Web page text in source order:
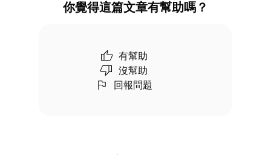
你覺得這篇文章有幫助嗎？
有幫助
沒幫助
回報問題